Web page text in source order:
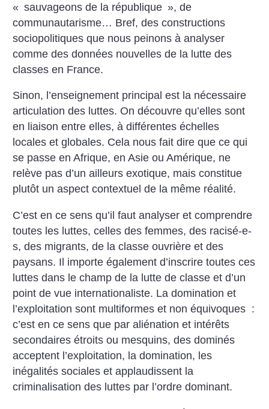
« sauvageons de la république », de
communautarisme… Bref, des constructions
sociopolitiques que nous peinons à analyser
comme des données nouvelles de la lutte des
classes en France.
Sinon, l’enseignement principal est la nécessaire
articulation des luttes. On découvre qu’elles sont
en liaison entre elles, à différentes échelles
locales et globales. Cela nous fait dire que ce qui
se passe en Afrique, en Asie ou Amérique, ne
relève pas d’un ailleurs exotique, mais constitue
plutôt un aspect contextuel de la même réalité.
C’est en ce sens qu’il faut analyser et comprendre
toutes les luttes, celles des femmes, des racisé-e-
s, des migrants, de la classe ouvrière et des
paysans. Il importe également d’inscrire toutes ces
luttes dans le champ de la lutte de classe et d’un
point de vue internationaliste. La domination et
l’exploitation sont multiformes et non équivoques :
c’est en ce sens que par aliénation et intérêts
secondaires étroits ou mesquins, des dominés
acceptent l’exploitation, la domination, les
inégalités sociales et applaudissent la
criminalisation des luttes par l’ordre dominant.